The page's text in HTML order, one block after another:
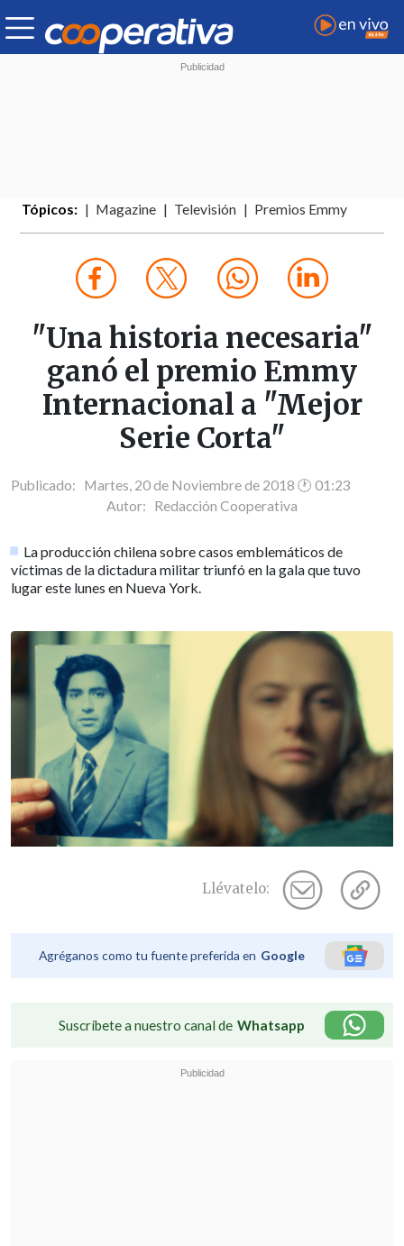
Tópicos: Magazine Televisión Premios Emmy
"Una historia necesaria"
ganó el premio Emmy
Internacional a "Mejor
Serie Corta"
Publicado: Martes, 20 de Noviembre de 2018 🕐 01:23
Autor: Redacción Cooperativa
La producción chilena sobre casos emblemáticos de
víctimas de la dictadura militar triunfó en la gala que tuvo
lugar este lunes en Nueva York.
Llévatelo:
Agréganos como tu fuente preferida en Google
Suscríbete a nuestro canal de Whatsapp